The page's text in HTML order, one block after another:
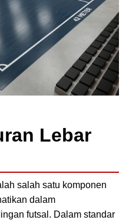
Lebar
salah satu komponen
dalam
futsal. Dalam standar